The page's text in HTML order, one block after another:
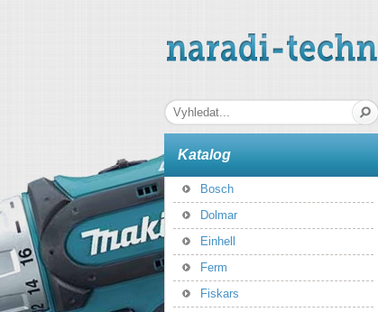
naradi-technika.cz
Katalog
Bosch
Dolmar
Einhell
Ferm
Fiskars
Hledaná fráze